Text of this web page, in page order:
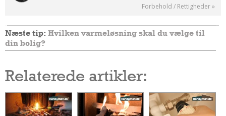
Forbehold / Rettigheder »
Næste tip: Hvilken varmeløsning skal du vælge til
din bolig?
Relaterede artikler: